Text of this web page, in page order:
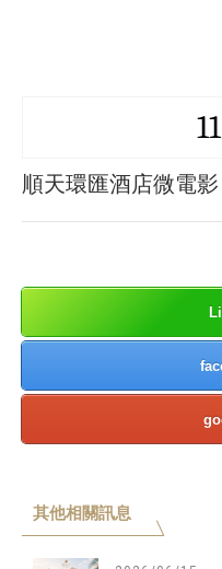
11
順天環匯酒店微電影
其他相關訊息